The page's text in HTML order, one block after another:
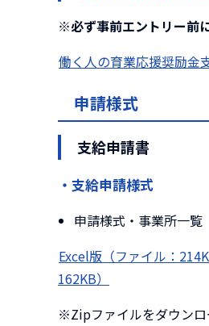
※必ず事前エントリー前
働く人の育業応援奨励金
申請様式
支給申請書
・支給申請様式
申請様式・事業所一覧
Excel版（ファイル：
162KB）
※Zipファイルをダウンロ